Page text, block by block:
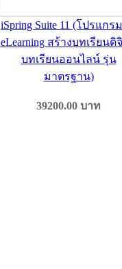
iSpring Suite 11 (โปรแกร
eLearning สร้างบทเรียนดิ
บทเรียนออนไลน์ รุ่น
มาตรฐาน)
39200.00 บาท